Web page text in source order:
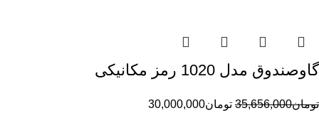
گاوصندوق مدل 1020 رمز مکانیکی
تومان35,656,000 تومان30,000,000